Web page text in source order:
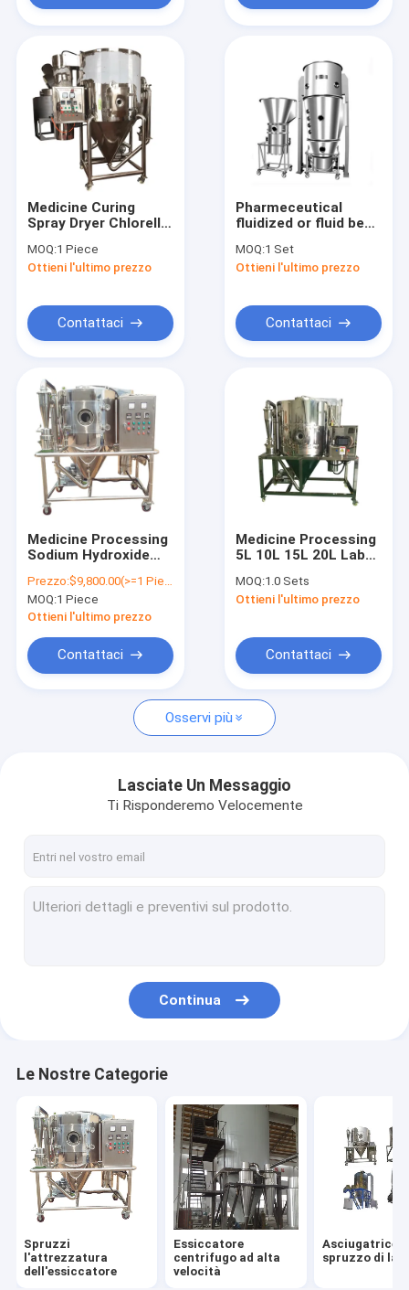
prodotti
Chi siamo
Contattaci
Essiccatore centrifugo ad alta velocità
Asciugatrice a spruzzo di latte
Essiccatore di spruzzo industriale
Essiccatore di spruzzo del ciclo chiuso
Asciugatrice per letti a spruzzo liquido
Asciugatrice a spruzzo da banco
Medicine Curing
Spray Dryer Chlorella
Centrifugal Spray
Drying Machine
MOQ:1 Piece
Ottieni l'ultimo prezzo
Contattaci
Pharmeceutical
fluidized or fluid bed
drying machine
equipment mixer
MOQ:1 Set
Ottieni l'ultimo prezzo
Contattaci
Medicine Processing
Sodium Hydroxide
Jaggery Powder
Dryer Bentonite
Jaggery Powder
Prezzo:$9,800.00(>=1 Pieces)
MOQ:1 Piece
Ottieni l'ultimo prezzo
Contattaci
Medicine Processing
5L 10L 15L 20L Lab
Material Mineral
Powder Spray Drying
Machine
MOQ:1.0 Sets
Ottieni l'ultimo prezzo
Contattaci
Osservi più
Lasciate Un Messaggio
Ti Risponderemo Velocemente
Continua
Le Nostre Categorie
Spruzzi
l'attrezzatura
dell'essiccatore
Essiccatore
centrifugo ad alta
velocità
Asciugatrice a
spruzzo di